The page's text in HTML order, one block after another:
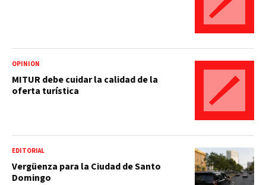
OPINIÓN
MITUR debe cuidar la calidad de la
oferta turística
EDITORIAL
Vergüenza para la Ciudad de Santo
Domingo